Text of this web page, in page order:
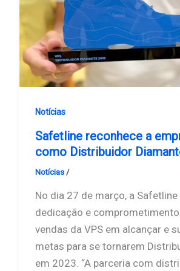
Notícias
Safetline reconhece a
como Distribuidor
Notícias/
No dia 27 de março, a
dedicação e
vendas da VPS em alcançar e
metas para se tornarem
em 2023. “A parceria com